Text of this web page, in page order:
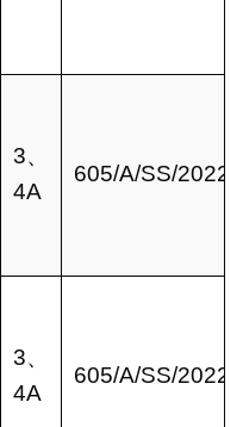
3、
4A
605/A/SS/2022
3、
4A
605/A/SS/2022